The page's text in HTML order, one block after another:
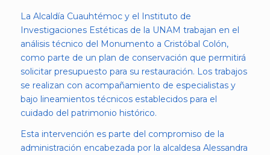
La Alcaldía Cuauhtémoc y el Instituto de
Investigaciones Estéticas de la UNAM trabajan en el
análisis técnico del Monumento a Cristóbal Colón,
como parte de un plan de conservación que permitirá
solicitar presupuesto para su restauración. Los trabajos
se realizan con acompañamiento de especialistas y
bajo lineamientos técnicos establecidos para el
cuidado del patrimonio histórico.
Esta intervención es parte del compromiso de la
administración encabezada por la alcaldesa Alessandra